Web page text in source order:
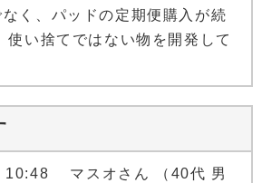
く、パッドの定期便購入が続
使い捨てではない物を開発して
10:48 マスオさん （40代 男